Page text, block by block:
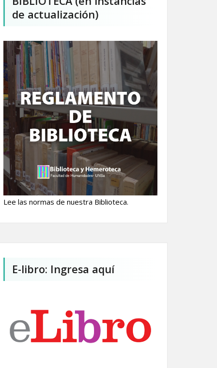
de actualización)
Lee las normas de nuestra Biblioteca.
E-libro: Ingresa aquí